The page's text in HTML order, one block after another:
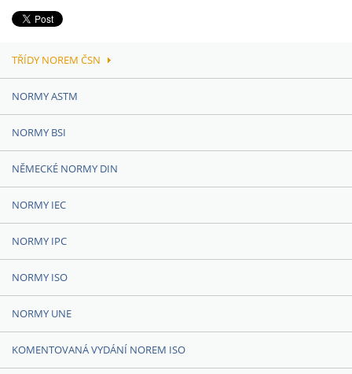
TŘÍDY NOREM ČSN
NORMY ASTM
NORMY BSI
NĚMECKÉ NORMY DIN
NORMY IEC
NORMY IPC
NORMY ISO
NORMY UNE
KOMENTOVANÁ VYDÁNÍ NOREM ISO